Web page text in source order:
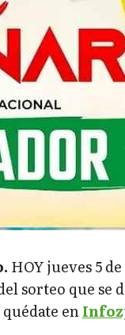
HOY jueves 5
sorteo que se
en